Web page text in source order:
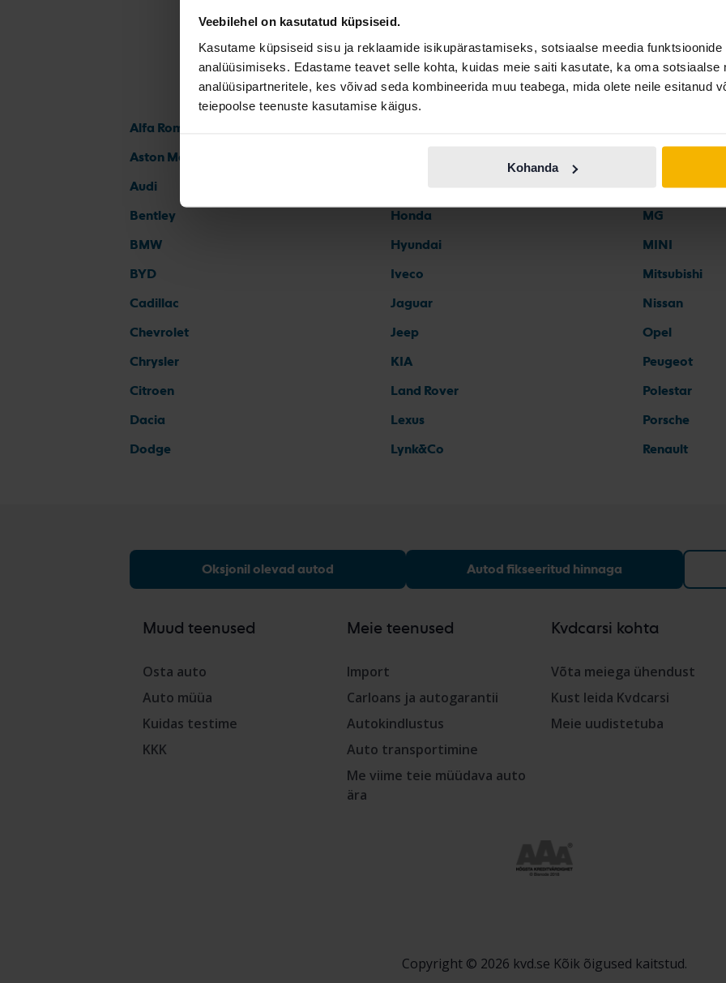
Veebilehel on kasutatud küpsiseid.
Kasutame küpsiseid sisu ja reklaamide isikupärastamiseks, sotsiaalse meedia
analüüsimiseks. Edastame teavet selle kohta, kuidas meie saiti kasutate, ka oma sotsiaalse
analüüsipartneritele, kes võivad seda kombineerida muu teabega, mida olete neile esitanud
teiepoolse teenuste kasutamise käigus.
Kohanda
Automargid
Alfa Romeo
Aston Martin
Audi
Bentley
BMW
BYD
Cadillac
Chevrolet
Chrysler
Citroen
Dacia
Dodge
Honda
Hyundai
Iveco
Jaguar
Jeep
KIA
Land Rover
Lexus
Lynk&Co
Mercedes
MG
MINI
Mitsubishi
Nissan
Opel
Peugeot
Polestar
Porsche
Renault
Oksjonil olevad autod Autod fikseeritud hinnaga
Muud teenused
Osta auto
Auto müüa
Kuidas testime
KKK
Meie teenused
Import
Carloans ja autogarantii
Autokindlustus
Auto transportimine
Me viime teie müüdava auto
ära
Kvdcarsi kohta
Võta meiega ühendust
Kust leida Kvdcarsi
Meie uudistetuba
Copyright © 2026 kvd.se Kõik õigused kaitstud.